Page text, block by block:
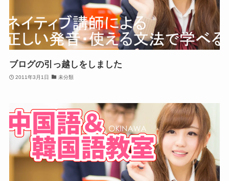
ブログの引っ越しをしました
2011年3月1日 未分類